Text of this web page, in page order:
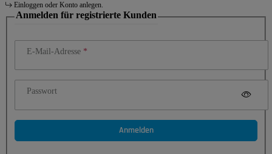
Einloggen oder Konto anlegen.
Anmelden für registrierte Kunden
E-Mail-Adresse
Passwort
Anmelden